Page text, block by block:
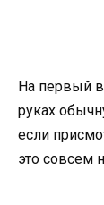
На первый
руках
если
это совсем